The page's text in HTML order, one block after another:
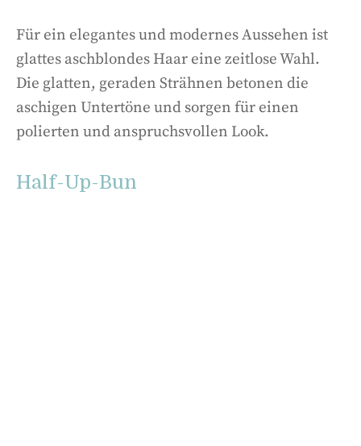
Für ein elegantes und modernes Aussehen ist
glattes aschblondes Haar eine zeitlose Wahl.
Die glatten, geraden Strähnen betonen die
aschigen Untertöne und sorgen für einen
polierten und anspruchsvollen Look.
Half-Up-Bun